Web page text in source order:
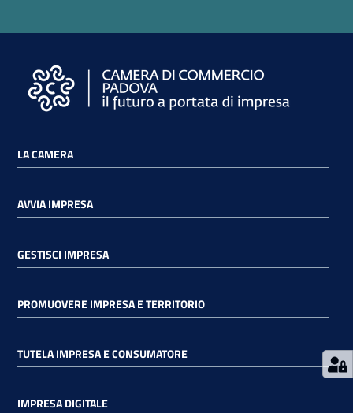
i
e
Contatti
su
LA CAMERA
AVVIA IMPRESA
GESTISCI IMPRESA
PROMUOVERE IMPRESA E TERRITORIO
TUTELA IMPRESA E CONSUMATORE
IMPRESA DIGITALE